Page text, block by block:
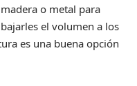
o metal para
el volumen a los
es una buena opción